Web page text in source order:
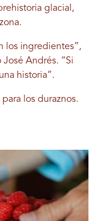
glacial,
los ingredientes”,
Andrés. “Si
historia”.
los duraznos.